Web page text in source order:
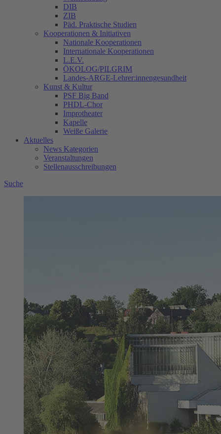
DIB
ZIB
Päd. Praktische Studien
Kooperationen & Initiativen
Nationale Kooperationen
Internationale Kooperationen
L.E.V.
ÖKOLOG/PILGRIM
Landes-ARGE-Lehrer:innengesundheit
Kunst & Kultur
PSF Big Band
PHDL-Chor
Improtheater
Kapelle
Weiße Galerie
Aktuelles
News Kategorien
Veranstaltungen
Stellenausschreibungen
Suche